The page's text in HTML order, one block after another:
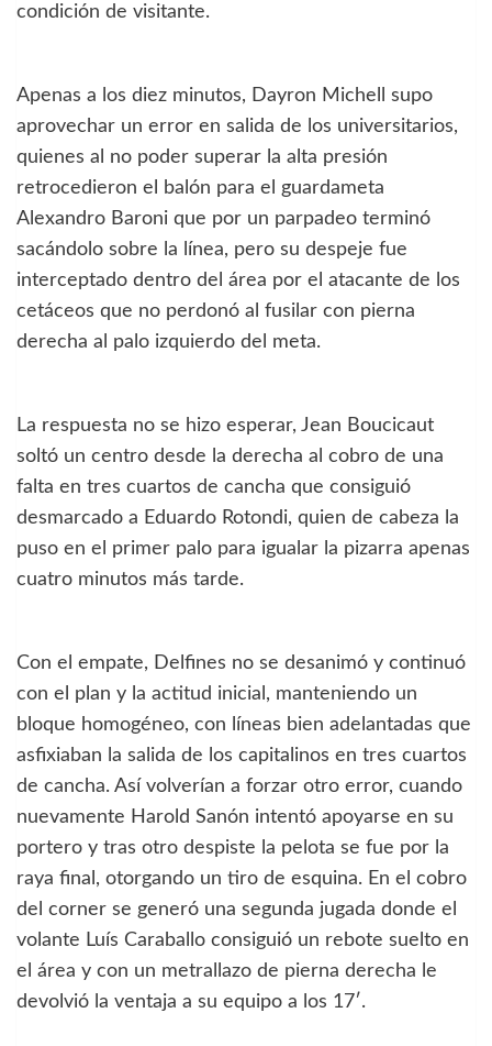
condición de visitante.
Apenas a los diez minutos, Dayron Michell supo
aprovechar un error en salida de los universitarios,
quienes al no poder superar la alta presión
retrocedieron el balón para el guardameta
Alexandro Baroni que por un parpadeo terminó
sacándolo sobre la línea, pero su despeje fue
interceptado dentro del área por el atacante de los
cetáceos que no perdonó al fusilar con pierna
derecha al palo izquierdo del meta.
La respuesta no se hizo esperar, Jean Boucicaut
soltó un centro desde la derecha al cobro de una
falta en tres cuartos de cancha que consiguió
desmarcado a Eduardo Rotondi, quien de cabeza la
puso en el primer palo para igualar la pizarra apenas
cuatro minutos más tarde.
Con el empate, Delfines no se desanimó y continuó
con el plan y la actitud inicial, manteniendo un
bloque homogéneo, con líneas bien adelantadas que
asfixiaban la salida de los capitalinos en tres cuartos
de cancha. Así volverían a forzar otro error, cuando
nuevamente Harold Sanón intentó apoyarse en su
portero y tras otro despiste la pelota se fue por la
raya final, otorgando un tiro de esquina. En el cobro
del corner se generó una segunda jugada donde el
volante Luís Caraballo consiguió un rebote suelto en
el área y con un metrallazo de pierna derecha le
devolvió la ventaja a su equipo a los 17′.